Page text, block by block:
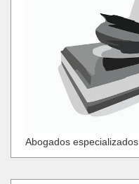
Abogados especializados